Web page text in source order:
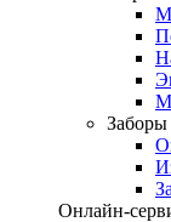
Заборы
Онлайн-